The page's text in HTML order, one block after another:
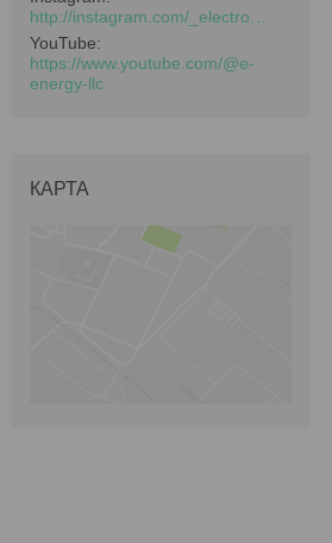
YouTube
https://www.youtube.com/@e-
energy-llc
КАРТА